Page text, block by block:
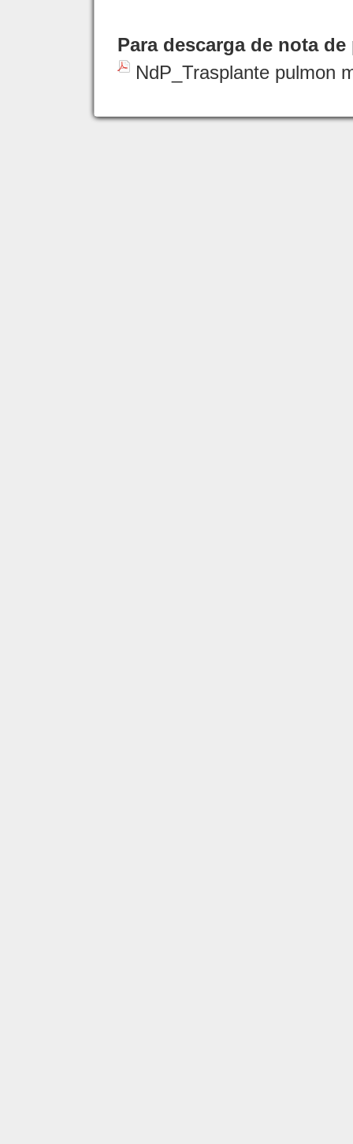
Para descarga de nota
NdP_Trasplante pulmon